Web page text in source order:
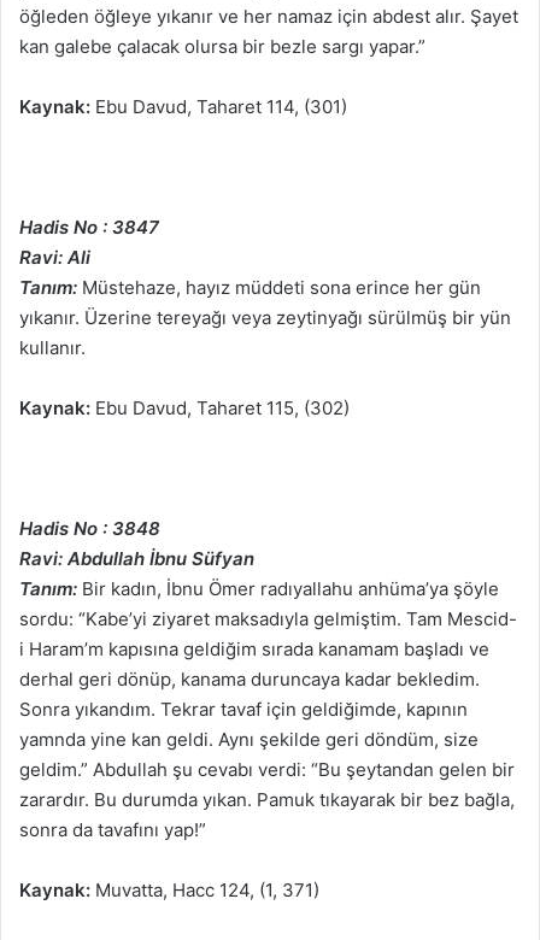
öğleden öğleye yıkanır ve her namaz için abdest alır. Şayet
kan galebe çalacak olursa bir bezle sargı yapar.”
Kaynak: Ebu Davud, Taharet 114, (301)
Hadis No : 3847
Ravi: Ali
Tanım: Müstehaze, hayız müddeti sona erince her gün
yıkanır. Üzerine tereyağı veya zeytinyağı sürülmüş bir yün
kullanır.
Kaynak: Ebu Davud, Taharet 115, (302)
Hadis No : 3848
Ravi: Abdullah İbnu Süfyan
Tanım: Bir kadın, İbnu Ömer radıyallahu anhüma’ya şöyle
sordu: “Kabe’yi ziyaret maksadıyla gelmiştim. Tam Mescid-
i Haram’m kapısına geldiğim sırada kanamam başladı ve
derhal geri dönüp, kanama duruncaya kadar bekledim.
Sonra yıkandım. Tekrar tavaf için geldiğimde, kapının
yamnda yine kan geldi. Aynı şekilde geri döndüm, size
geldim.” Abdullah şu cevabı verdi: “Bu şeytandan gelen bir
zarardır. Bu durumda yıkan. Pamuk tıkayarak bir bez bağla,
sonra da tavafını yap!”
Kaynak: Muvatta, Hacc 124, (1, 371)